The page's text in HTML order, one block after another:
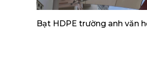
Bạt HDPE trường anh văn